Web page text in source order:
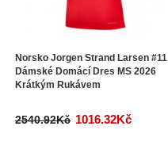
Norsko Jorgen Strand Larsen #11
Dámské Domácí Dres MS 2026
Krátkým Rukávem
2540.92Kč 1016.32Kč